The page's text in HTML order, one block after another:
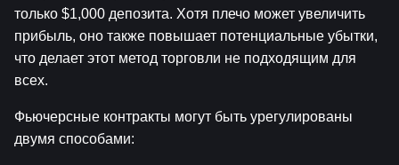
только $1,000 депозита. Хотя плечо может увеличить
прибыль, оно также повышает потенциальные убытки,
что делает этот метод торговли не подходящим для
всех.
Фьючерсные контракты могут быть урегулированы
двумя способами: